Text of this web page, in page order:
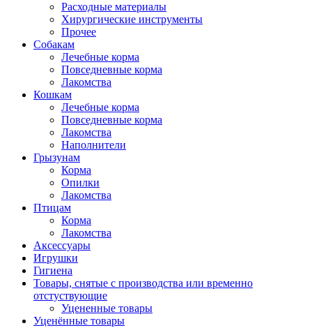
Расходные материалы
Хирургические инструменты
Прочее
Собакам
Лечебные корма
Повседневные корма
Лакомства
Кошкам
Лечебные корма
Повседневные корма
Лакомства
Наполнители
Грызунам
Корма
Опилки
Лакомства
Птицам
Корма
Лакомства
Аксессуары
Игрушки
Гигиена
Товары, снятые с производства или временно
отстуствующие
Уцененные товары
Уценённые товары